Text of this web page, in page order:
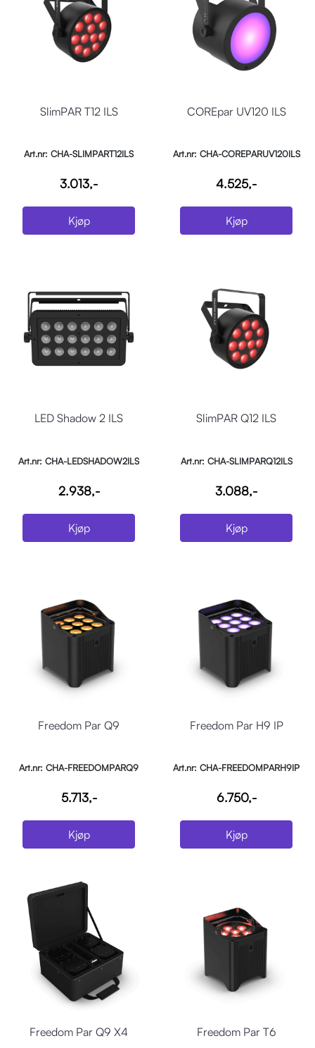
SlimPAR T12 ILS
Art.nr: CHA-SLIMPART12ILS
3.013,-
Kjøp
COREpar UV120 ILS
Art.nr: CHA-COREPARUV120ILS
4.525,-
Kjøp
LED Shadow 2 ILS
Art.nr: CHA-LEDSHADOW2ILS
2.938,-
Kjøp
SlimPAR Q12 ILS
Art.nr: CHA-SLIMPARQ12ILS
3.088,-
Kjøp
Freedom Par Q9
Art.nr: CHA-FREEDOMPARQ9
5.713,-
Kjøp
Freedom Par H9 IP
Art.nr: CHA-FREEDOMPARH9IP
6.750,-
Kjøp
Freedom Par Q9 X4 Freedom Par T6